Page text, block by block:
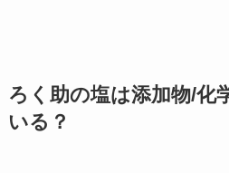
ろく助の塩は添加物/化
いる？